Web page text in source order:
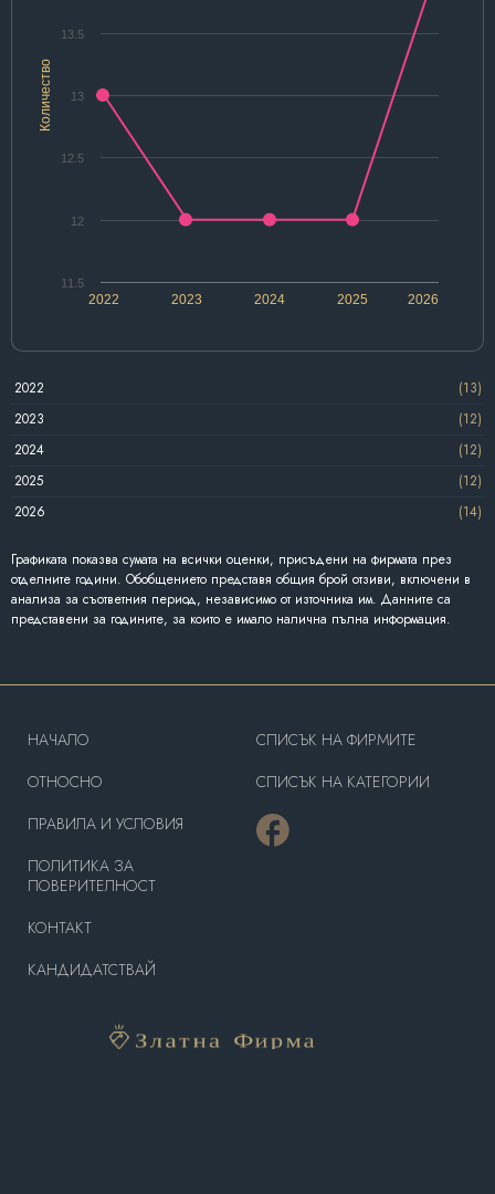
Количество
2022 2024 2026
2023 2025
11.5
12
12.5
13
13.5
2022
(13)
2023
(12)
2024
(12)
2025
(12)
2026
(14)
Графиката показва сумата на всички оценки, присъдени на фирмата през
отделните години. Обобщението представя общия брой отзиви, включени в
анализа за съответния период, независимо от източника им. Данните са
представени за годините, за които е имало налична пълна информация.
HAЧАЛО
OТНОСНО
ПРАВИЛА И УСЛОВИЯ
ПОЛИТИКА ЗА
ПОВЕРИТЕЛНОСТ
КОНТАКТ
КАНДИДАТСТВАЙ
СПИСЪК НА ФИРМИТЕ
СПИСЪК НА КАТЕГОРИИ